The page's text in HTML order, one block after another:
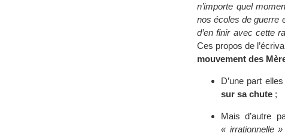
n’importe quel
nos écoles de guerre
d’en finir avec cette
Ces propos de
mouvement des
D’une part
sur sa chute ;
Mais d’autre
« irrationnelle »